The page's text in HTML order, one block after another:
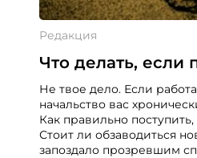
Редакция
Что делать, если
Не твое дело. Если
начальство вас
Как правильно
Стоит ли обзаводиться
запоздало прозревшим